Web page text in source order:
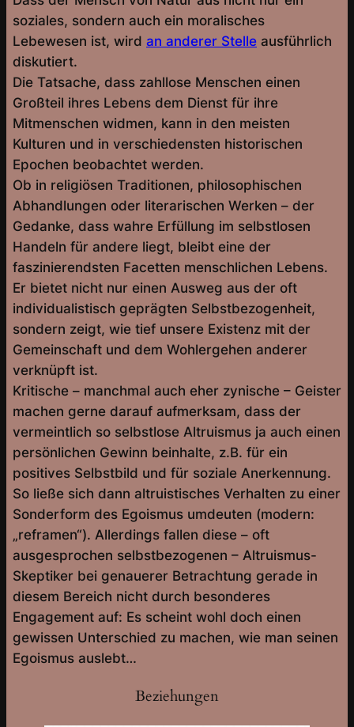
soziales, sondern auch ein moralisches
Lebewesen ist, wird an anderer Stelle ausführlich
diskutiert.
Die Tatsache, dass zahllose Menschen einen
Großteil ihres Lebens dem Dienst für ihre
Mitmenschen widmen, kann in den meisten
Kulturen und in verschiedensten historischen
Epochen beobachtet werden.
Ob in religiösen Traditionen, philosophischen
Abhandlungen oder literarischen Werken – der
Gedanke, dass wahre Erfüllung im selbstlosen
Handeln für andere liegt, bleibt eine der
faszinierendsten Facetten menschlichen Lebens.
Er bietet nicht nur einen Ausweg aus der oft
individualistisch geprägten Selbstbezogenheit,
sondern zeigt, wie tief unsere Existenz mit der
Gemeinschaft und dem Wohlergehen anderer
verknüpft ist.
Kritische – manchmal auch eher zynische – Geister
machen gerne darauf aufmerksam, dass der
vermeintlich so selbstlose Altruismus ja auch einen
persönlichen Gewinn beinhalte, z.B. für ein
positives Selbstbild und für soziale Anerkennung.
So ließe sich dann altruistisches Verhalten zu einer
Sonderform des Egoismus umdeuten (modern:
„reframen“). Allerdings fallen diese – oft
ausgesprochen selbstbezogenen – Altruismus-
Skeptiker bei genauerer Betrachtung gerade in
diesem Bereich nicht durch besonderes
Engagement auf: Es scheint wohl doch einen
gewissen Unterschied zu machen, wie man seinen
Egoismus auslebt…
Beziehungen